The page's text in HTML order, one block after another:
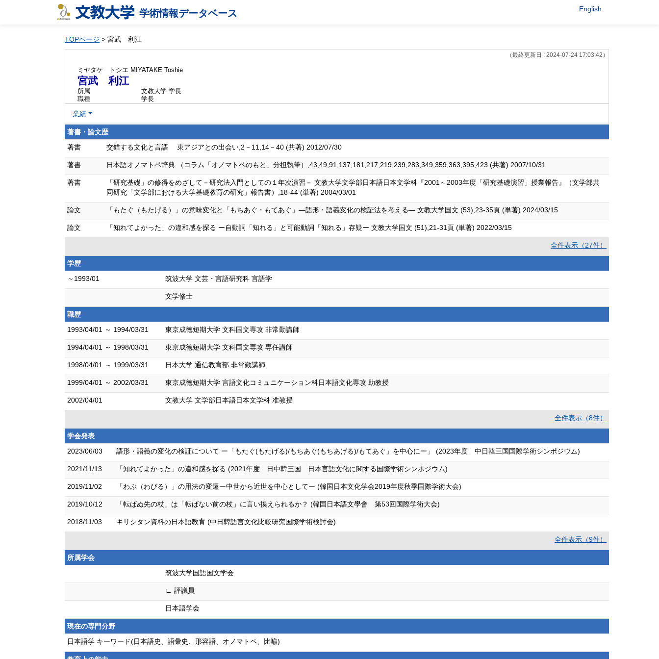
学術情報データベース English
TOPページ > 宮武 利江
（最終更新日 : 2024-07-24 17:03:42）
ミヤタケ トシエ MIYATAKE Toshie
宮武 利江
所属
文教大学 学長
職種
学長
業績
著書・論文歴
著書
交錯する文化と言語 東アジアとの出会い,2－11,14－40 (共著) 2012/07/30
著書 日本語オノマトペ辞典 （コラム「オノマトペのもと」分担執筆）,43,49,91,137,181,217,219,239,283,349,359,363,395,423 (共著) 2007/10/31
著書
「研究基礎」の修得をめざして－研究法入門としての１年次演習－ 文教大学文学部日本語日本文学科『2001～2003年度「研究基礎演習」授業報告』（文学部共
同研究「文学部における大学基礎教育の研究」報告書）,18-44 (単著) 2004/03/01
論文 「もたぐ（もたげる）」の意味変化と「もちあぐ・もてあぐ」―語形・語義変化の検証法を考える― 文教大学国文 (53),23-35頁 (単著) 2024/03/15
論文 「知れてよかった」の違和感を探る ー自動詞「知れる」と可能動詞「知れる」存疑ー 文教大学国文 (51),21-31頁 (単著) 2022/03/15
全件表示（27件）
学歴
～1993/01
筑波大学 文芸・言語研究科 言語学
文学修士
職歴
1993/04/01 ～ 1994/03/31
東京成徳短期大学 文科国文専攻 非常勤講師
1994/04/01 ～ 1998/03/31 東京成徳短期大学 文科国文専攻 専任講師
1998/04/01 ～ 1999/03/31 日本大学 通信教育部 非常勤講師
1999/04/01 ～ 2002/03/31 東京成徳短期大学 言語文化コミュニケーション科日本語文化専攻 助教授
2002/04/01 文教大学 文学部日本語日本文学科 准教授
全件表示（8件）
学会発表
2023/06/03
語形・語義の変化の検証について ー「もたぐ(もたげる)/もちあぐ(もちあげる)/もてあぐ」を中心にー」 (2023年度 中日韓三国国際学術シンポジウム)
2021/11/13 「知れてよかった」の違和感を探る (2021年度 日中韓三国 日本言語文化に関する国際学術シンポジウム)
2019/11/02 「わぶ（わびる）」の用法の変遷ー中世から近世を中心としてー (韓国日本文化学会2019年度秋季国際学術大会)
2019/10/12 「転ばぬ先の杖」は「転ばない前の杖」に言い換えられるか？ (韓国日本語文學會 第53回国際学術大会)
2018/11/03 キリシタン資料の日本語教育 (中日韓語言文化比較研究国際学術検討会)
全件表示（9件）
所属学会
筑波大学国語国文学会
∟ 評議員
日本語学会
現在の専門分野
日本語学 キーワード(日本語史、語彙史、形容語、オノマトペ、比喩)